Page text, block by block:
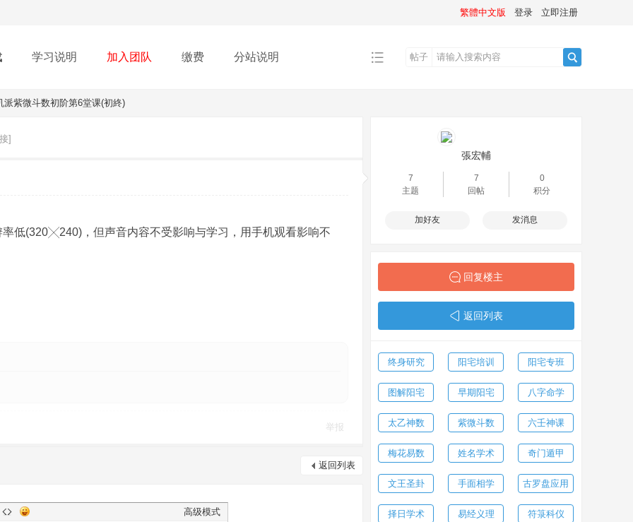
繁體中文版 登录 立即注册
学习说明 加入团队 缴费 分站说明
帖子
派紫微斗数初阶第6堂课(初終)
]
低(320╳240)，但声音内容不受影响与学习，用手机观看影响不
举报
返回列表
高级模式
張宏輔
7
主题
7
回帖
0
积分
加好友 发消息
回复楼主
返回列表
终身研究 阳宅培训 阳宅专班
图解阳宅 早期阳宅 八字命学
太乙神数 紫微斗数 六壬神课
梅花易数 姓名学术 奇门遁甲
文王圣卦 手面相学 古罗盘应用
择日学术 易经义理 符箓科仪